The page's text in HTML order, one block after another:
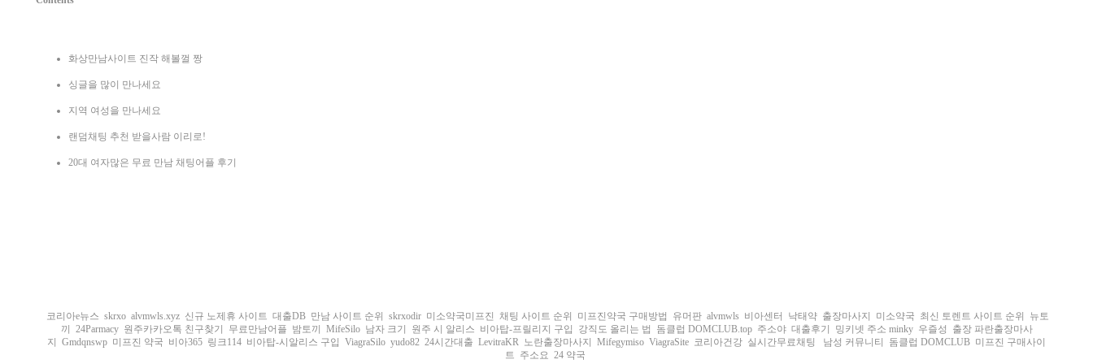
화상만남사이트 진작 해볼껄 짱
싱글을 많이 만나세요
지역 여성을 만나세요
랜덤채팅 추천 받을사람 이리로!
20대 여자많은 무료 만남 채팅어플 후기
코리아e뉴스 skrxo alvmwls.xyz 신규 노제휴 사이트 대출DB 만남 사이트 순위 skrxodir 미소약국미프진 채팅 사이트 순위 미프진약국 구매방법 유머판 alvmwls 비아센터 낙태약 출장마사지 미소약국 최신 토렌트 사이트 순위
뉴토
끼
24Parmacy 원주카카오톡 친구찾기 무료만남어플 밤토끼 MifeSilo 남자 크기 원주 시 알리스 비아탑-프릴리지 구입 강직도 올리는 법 돔클럽 DOMCLUB.top 주소야 대출후기 밍키넷 주소 minky 우즐성
출장 파란출장마사
지
Gmdqnswp 미프진 약국 비아365 링크114 비아탑-시알리스 구입 ViagraSilo yudo82 24시간대출 LevitraKR 노란출장마사지 Mifegymiso ViagraSite 코리아건강 실시간무료채팅 남성 커뮤니티 돔클럽 DOMCLUB 미프진 구매사이
트 주소요 24 약국